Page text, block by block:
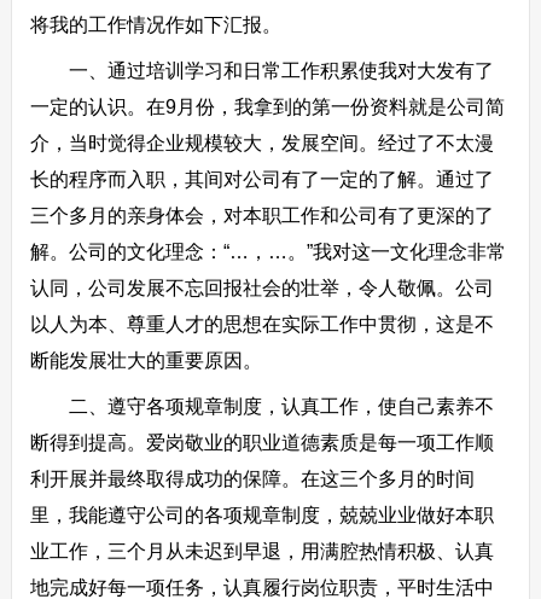
将我的工作情况作如下汇报。
一、通过培训学习和日常工作积累使我对大发有了
一定的认识。在9月份，我拿到的第一份资料就是公司简
介，当时觉得企业规模较大，发展空间。经过了不太漫
长的程序而入职，其间对公司有了一定的了解。通过了
三个多月的亲身体会，对本职工作和公司有了更深的了
解。公司的文化理念：“…，…。”我对这一文化理念非常
认同，公司发展不忘回报社会的壮举，令人敬佩。公司
以人为本、尊重人才的思想在实际工作中贯彻，这是不
断能发展壮大的重要原因。
二、遵守各项规章制度，认真工作，使自己素养不
断得到提高。爱岗敬业的职业道德素质是每一项工作顺
利开展并最终取得成功的保障。在这三个多月的时间
里，我能遵守公司的各项规章制度，兢兢业业做好本职
业工作，三个月从未迟到早退，用满腔热情积极、认真
地完成好每一项任务，认真履行岗位职责，平时生活中